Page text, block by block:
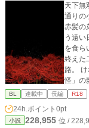
天下無
通りの
赤髪の弟子・朔。 かつて
う遠い
を食ら
終えた
路。 けれど、旅の夜には時折、人間ならざるモノ――「妖
怪」の
日常を
に斬り裂いていく。
往く師弟
子×師
BL 連載中 長編 R18
24h.ポイント 0pt
小説 228,955 位 /